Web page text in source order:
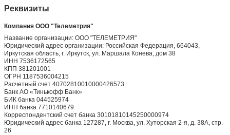
Реквизиты
Компания ООО "Телеметрия"
Название организации: ООО "ТЕЛЕМЕТРИЯ"
Юридический адрес организации: Российская Федерация, 664043,
Иркутская область, г. Иркутск, ул. Маршала Конева, дом 38
ИНН 7536172565
КПП 381201001
ОГРН 1187536004215
Расчетный счет 40702810010000426573
Банк АО «Тинькофф Банк»
БИК банка 044525974
ИНН банка 7710140679
Корреспондентский счет банка 30101810145250000974
Юридический адрес банка 127287, г. Москва, ул. Хуторская 2-я, д. 38А, стр.
26